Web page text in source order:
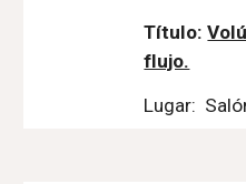
Título:
flujo.
Lugar: